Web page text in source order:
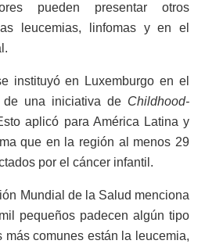
pueden presentar otros
leucemias, linfomas y en el
instituyó en Luxemburgo en el
una iniciativa de Childhood-
aplicó para América Latina y
que en la región al menos 29
por el cáncer infantil.
Mundial de la Salud menciona
pequeños padecen algún tipo
más comunes están la leucemia,